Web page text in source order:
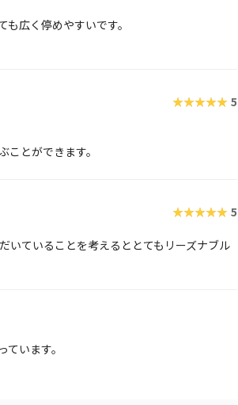
広く停めやすいです。
★★★★★ 5
とができます。
★★★★★ 5
いていることを考えるととてもリーズナブル
います。